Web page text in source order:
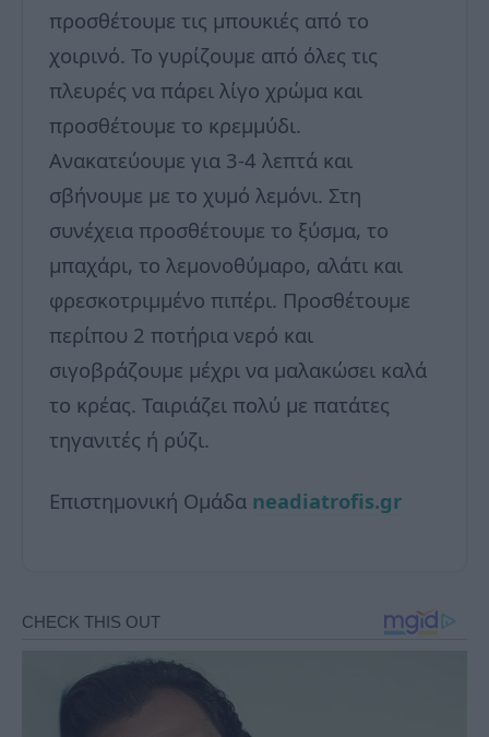
προσθέτουμε τις μπουκιές από το
χοιρινό. Το γυρίζουμε από όλες τις
πλευρές να πάρει λίγο χρώμα και
προσθέτουμε το κρεμμύδι.
Ανακατεύουμε για 3-4 λεπτά και
σβήνουμε με το χυμό λεμόνι. Στη
συνέχεια προσθέτουμε το ξύσμα, το
μπαχάρι, το λεμονοθύμαρο, αλάτι και
φρεσκοτριμμένο πιπέρι. Προσθέτουμε
περίπου 2 ποτήρια νερό και
σιγοβράζουμε μέχρι να μαλακώσει καλά
το κρέας. Ταιριάζει πολύ με πατάτες
τηγανιτές ή ρύζι.
Επιστημονική Ομάδα neadiatrofis.gr